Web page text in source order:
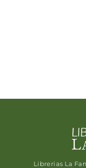
Librerias La